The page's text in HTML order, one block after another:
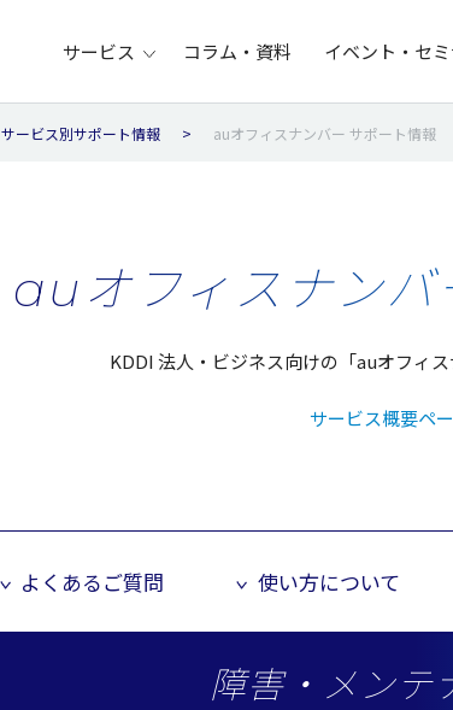
サービス コラム・資料 イベント・セ
サービス別サポート情報 auオフィスナンバー サポート情報
auオフィスナンバ
KDDI 法人・ビジネス向けの「auオフィ
サービス概要ペ
よくあるご質問 使い方について
障害・メンテ